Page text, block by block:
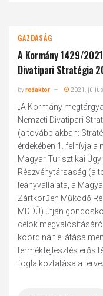
GAZDASÁG
A Kormány 1429/
Divatipari Stratégia
byredaktor 2021. július
„A Kormány
Nemzeti Divatipari
(a továbbiakban:
érdekében 1. felhívja
Magyar Turisztikai
Részvénytársaság (a
leányvállalata, a
Zártkörűen Működő
MDDÜ) útján
célok
koordinált ellátása
termékfejlesztés
foglalkoztatása a